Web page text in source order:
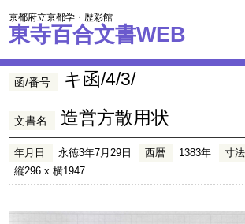
京都府立京都学・歴彩館
東寺百合文書WEB
函/番号 キ函/4/3/
文書名 造営方散用状
年月日 永徳3年7月29日 西暦 1383年
寸
縦296 x 横1947